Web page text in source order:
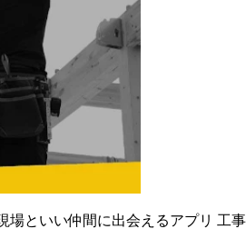
といい仲間に出会えるアプリ 工